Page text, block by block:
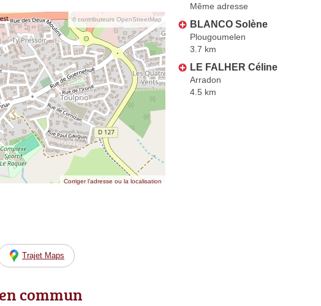
© contributeurs OpenStreetMap
Corriger l’adresse ou la localisation
Trajet Maps
commun
Même adresse
BLANCO Solène
Plougoumelen
3.7 km
LE FALHER Céline
Arradon
4.5 km